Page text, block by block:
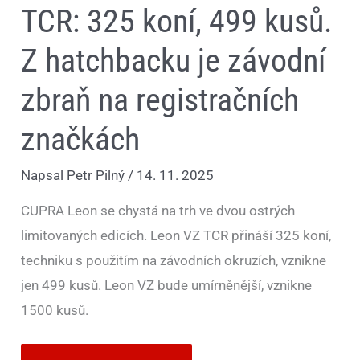
TCR: 325 koní, 499 kusů.
Z hatchbacku je závodní
zbraň na registračních
značkách
Napsal Petr Pilný/ 14. 11. 2025
CUPRA Leon se chystá na trh ve dvou ostrých
limitovaných edicích. Leon VZ TCR přináší 325 koní,
techniku s použitím na závodních okruzích, vznikne
jen 499 kusů. Leon VZ bude umírněnější, vznikne
1500 kusů.